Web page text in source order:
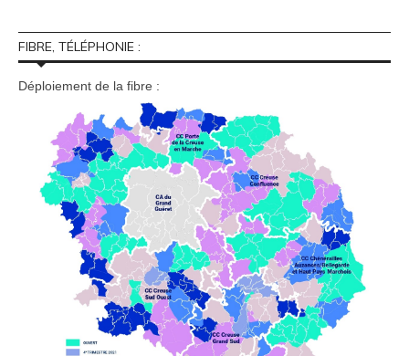
FIBRE, TÉLÉPHONIE :
Déploiement de la fibre :